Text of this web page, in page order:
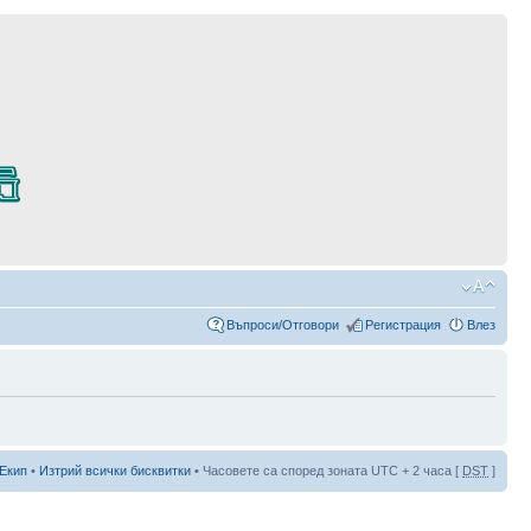
Въпроси/Отговори Регистрация Влез
Екип • Изтрий всички бисквитки • Часовете са според зоната UTC + 2 часа [ DST ]